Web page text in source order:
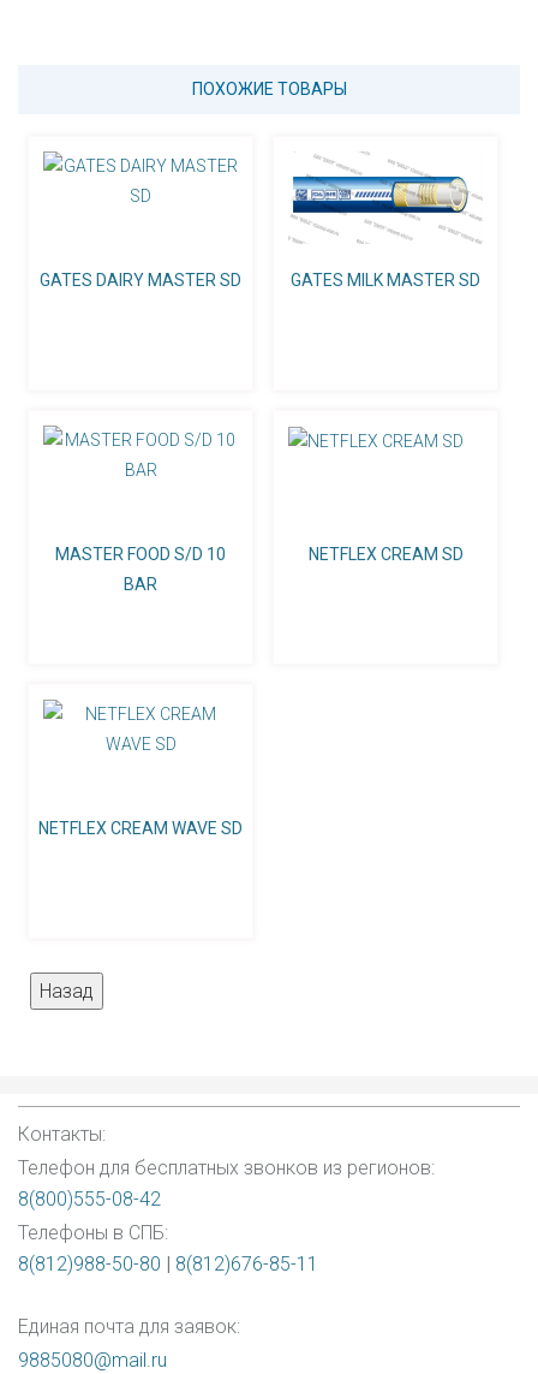
ПОХОЖИЕ ТОВАРЫ
GATES DAIRY MASTER SD GATES MILK MASTER SD
MASTER FOOD S/D 10
BAR
NETFLEX CREAM SD
NETFLEX CREAM WAVE SD
Контакты:
Телефон для бесплатных звонков из регионов:
8(800)555-08-42
Телефоны в СПБ:
8(812)988-50-80
8(812)676-85-11
Единая почта для заявок:
9885080@mail.ru